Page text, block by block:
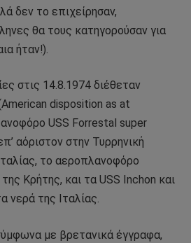
δεν το επιχείρησαν,
θα τους κατηγορούσαν για
ήταν!).
στις 14.8.1974 διέθεταν
disposition as at
USS Forrestal super
αόριστον στην Τυρρηνική
το αεροπλανοφόρο
Κρήτης, και τα USS Inchon και
νερά της Ιταλίας.
με βρετανικά έγγραφα,